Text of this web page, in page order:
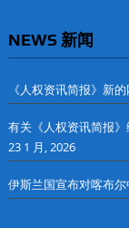
NEWS 新闻
《人权资讯简报》新
有关《人权资讯简报
23 1 月, 2026
伊斯兰国宣布对喀布